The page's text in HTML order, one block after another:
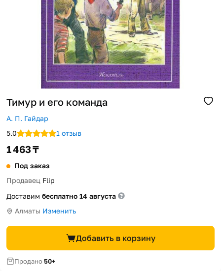
Тимур и его команда
А. П. Гайдар
5.0
1 отзыв
1 463 ₸
Под заказ
Продавец Flip
Доставим бесплатно 14 августа
Алматы Изменить
Добавить в корзину
Продано50+
Помощь
Способы доставки
Способы оплаты